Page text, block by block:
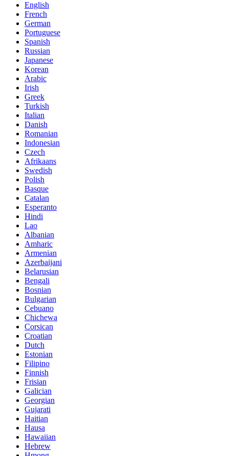
English
French
German
Portuguese
Spanish
Russian
Japanese
Korean
Arabic
Irish
Greek
Turkish
Italian
Danish
Romanian
Indonesian
Czech
Afrikaans
Swedish
Polish
Basque
Catalan
Esperanto
Hindi
Lao
Albanian
Amharic
Armenian
Azerbaijani
Belarusian
Bengali
Bosnian
Bulgarian
Cebuano
Chichewa
Corsican
Croatian
Dutch
Estonian
Filipino
Finnish
Frisian
Galician
Georgian
Gujarati
Haitian
Hausa
Hawaiian
Hebrew